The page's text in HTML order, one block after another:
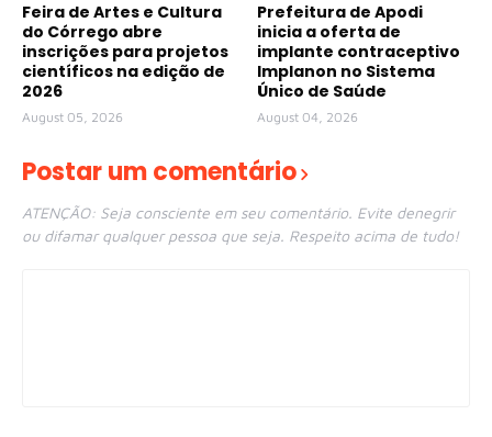
Feira de Artes e Cultura
do Córrego abre
inscrições para projetos
científicos na edição de
2026
August 05, 2026
Prefeitura de Apodi
inicia a oferta de
implante contraceptivo
Implanon no Sistema
Único de Saúde
August 04, 2026
Postar um comentário
ATENÇÃO: Seja consciente em seu comentário. Evite denegrir
ou difamar qualquer pessoa que seja. Respeito acima de tudo!